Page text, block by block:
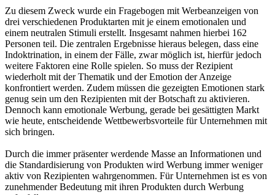
Zu diesem Zweck wurde ein Fragebogen mit Werbeanzeigen von
drei verschiedenen Produktarten mit je einem emotionalen und
einem neutralen Stimuli erstellt. Insgesamt nahmen hierbei 162
Personen teil. Die zentralen Ergebnisse hieraus belegen, dass eine
Indoktrination, in einem der Fälle, zwar möglich ist, hierfür jedoch
weitere Faktoren eine Rolle spielen. So muss der Rezipient
wiederholt mit der Thematik und der Emotion der Anzeige
konfrontiert werden. Zudem müssen die gezeigten Emotionen stark
genug sein um den Rezipienten mit der Botschaft zu aktivieren.
Dennoch kann emotionale Werbung, gerade bei gesättigten Markt
wie heute, entscheidende Wettbewerbsvorteile für Unternehmen mit
sich bringen.
Durch die immer präsenter werdende Masse an Informationen und
die Standardisierung von Produkten wird Werbung immer weniger
aktiv von Rezipienten wahrgenommen. Für Unternehmen ist es von
zunehmender Bedeutung mit ihren Produkten durch Werbung